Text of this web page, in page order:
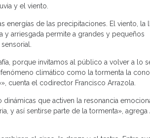
y el viento.
energías de las precipitaciones. El viento, la
y arriesgada permite a grandes y pequeños
porque invitamos al público a volver a lo
climático como la tormenta la
cuenta el codirector Francisco Arrazola.
que activen la resonancia
y así sentirse parte de la tormenta», agrega